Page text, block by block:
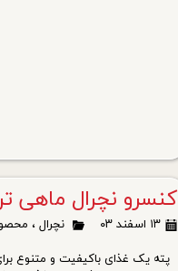
کنسرو نچرال ماهی
۱۳ اسفند ۰۳ نچرال ،
پته یک غذای باکیفیت و متنوع